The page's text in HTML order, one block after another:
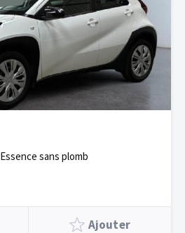
Essence sans plomb
Ajouter